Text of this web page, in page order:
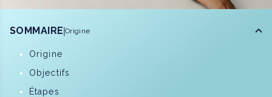
SOMMAIRE Origine
Origine
Objectifs
Étapes